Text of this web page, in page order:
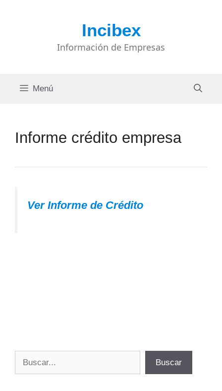
Incibex
Información de Empresas
Menú
Informe crédito empresa
Ver Informe de Crédito
Buscar